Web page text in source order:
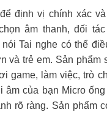
định vị chính xác
âm thanh, đối
Tai nghe có thể
và trẻ em. Sản phẩm
game, làm việc, trò
âm của bạn Micro
rõ ràng. Sản phẩm